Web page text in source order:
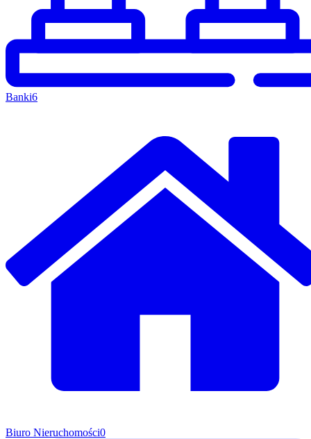
Banki6
Biuro Nieruchomości0